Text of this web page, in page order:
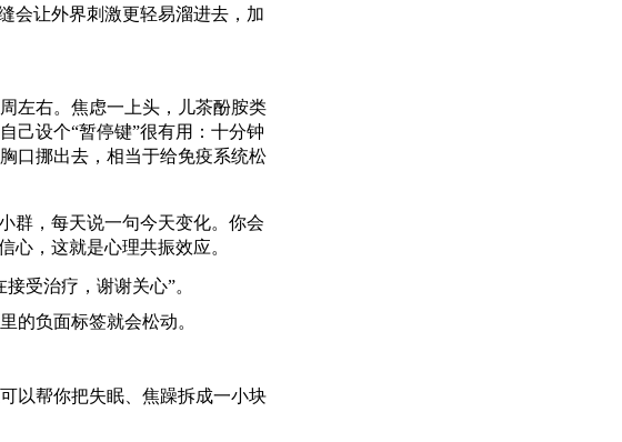
会让外界刺激更轻易溜进去，加
左右。焦虑一上头，儿茶酚胺类
己设个“暂停键”很有用：十分钟
口挪出去，相当于给免疫系统松
群，每天说一句今天变化。你会
心，这就是心理共振效应。
受治疗，谢谢关心”。
的负面标签就会松动。
以帮你把失眠、焦躁拆成一小块